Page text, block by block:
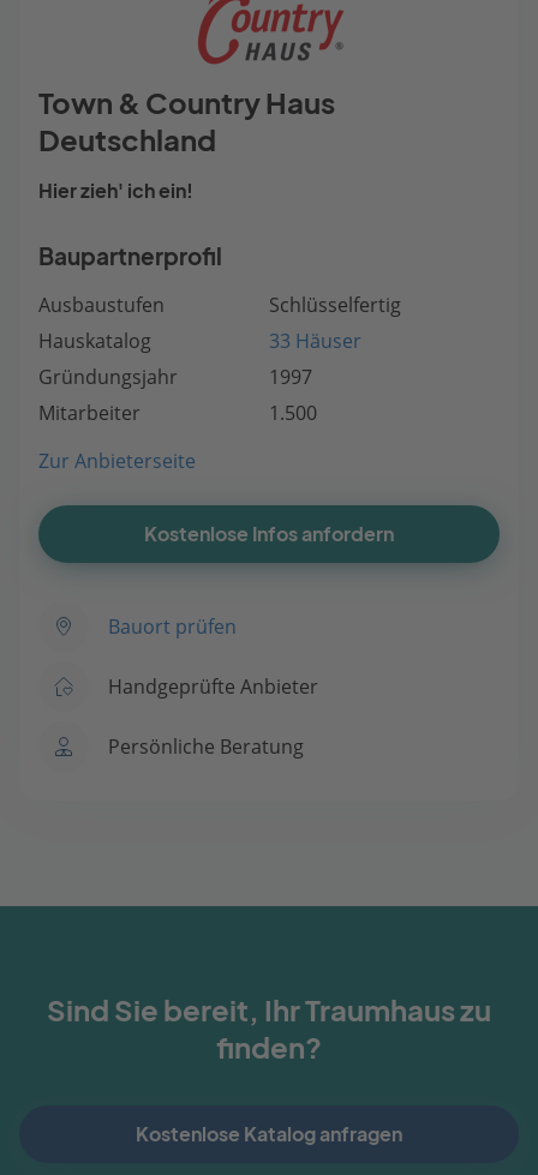
Town & Country Haus
Deutschland
Hier zieh' ich ein!
Baupartnerprofil
Ausbaustufen
Schlüsselfertig
Hauskatalog
33 Häuser
Gründungsjahr
1997
Mitarbeiter
1.500
Zur Anbieterseite
Kostenlose Infos anfordern
Bauort prüfen
Handgeprüfte Anbieter
Persönliche Beratung
Sind Sie bereit, Ihr Traumhaus zu
finden?
Kostenlose Katalog anfragen